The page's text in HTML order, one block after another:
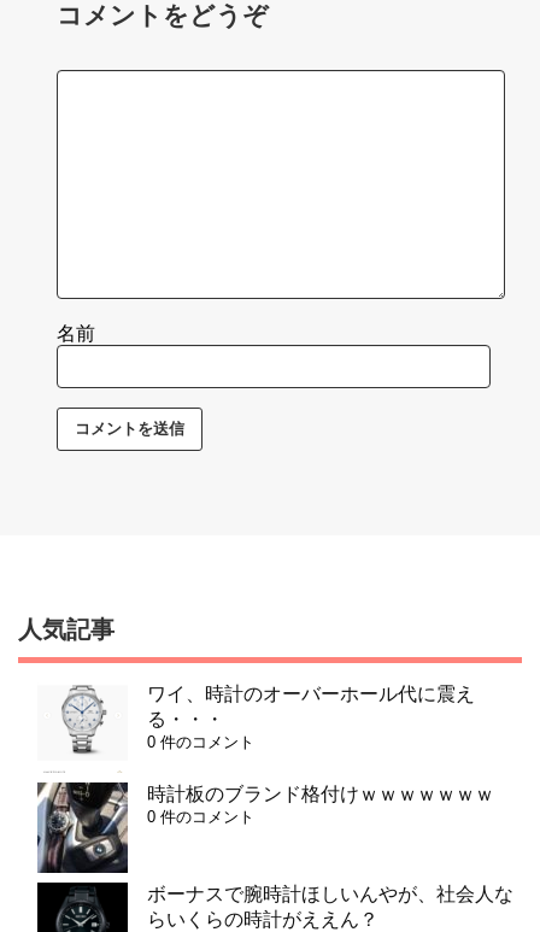
コメントをどうぞ
名前
人気記事
ワイ、時計のオーバーホール代に震え
る・・・
0 件のコメント
時計板のブランド格付けｗｗｗｗｗｗｗ
0 件のコメント
ボーナスで腕時計ほしいんやが、社会人な
らいくらの時計がええん？